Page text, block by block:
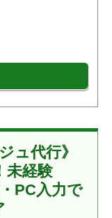
ュ代行》
未経験
PC入力で